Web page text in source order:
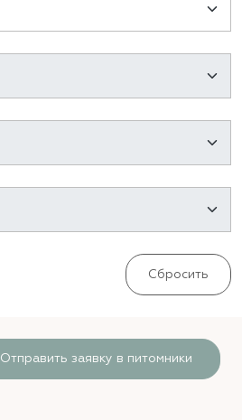
Сбросить
Отправить заявку в питомники